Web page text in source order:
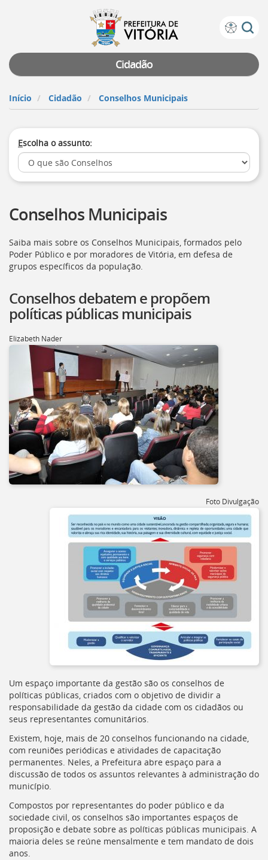
Prefeitura
Vitória
teclado:
para
a
de
instruções
de
acessibilidade
[]
a
inicial
do
Portal
para
o
de
Serviços
para
a
lista
de
secretarias
[]
Ir
para
página
[]
Ir
para
busca
[]
Voltar
para
o
início
deste
menu
[]
Cidadão
Início Cidadão Conselhos Municipais
Escolha o assunto:
Conselhos Municipais
Saiba mais sobre os Conselhos Municipais, formados pelo
Poder Público e por moradores de Vitória, em defesa de
grupos específicos da população.
Conselhos debatem e propõem
políticas públicas municipais
Elizabeth Nader
Foto Divulgação
Um espaço importante da gestão são os conselhos de
políticas públicas, criados com o objetivo de dividir a
responsabilidade da gestão da cidade com os cidadãos ou
seus representantes comunitários.
Existem, hoje, mais de 20 conselhos funcionando na cidade,
com reuniões periódicas e atividades de capacitação
permanentes. Neles, a Prefeitura abre espaço para a
discussão de todos os assuntos relevantes à administração do
município.
Compostos por representantes do poder público e da
sociedade civil, os conselhos são importantes espaços de
proposição e debate sobre as políticas públicas municipais. A
maioria deles se reúne mensalmente e tem mandato de dois
anos.